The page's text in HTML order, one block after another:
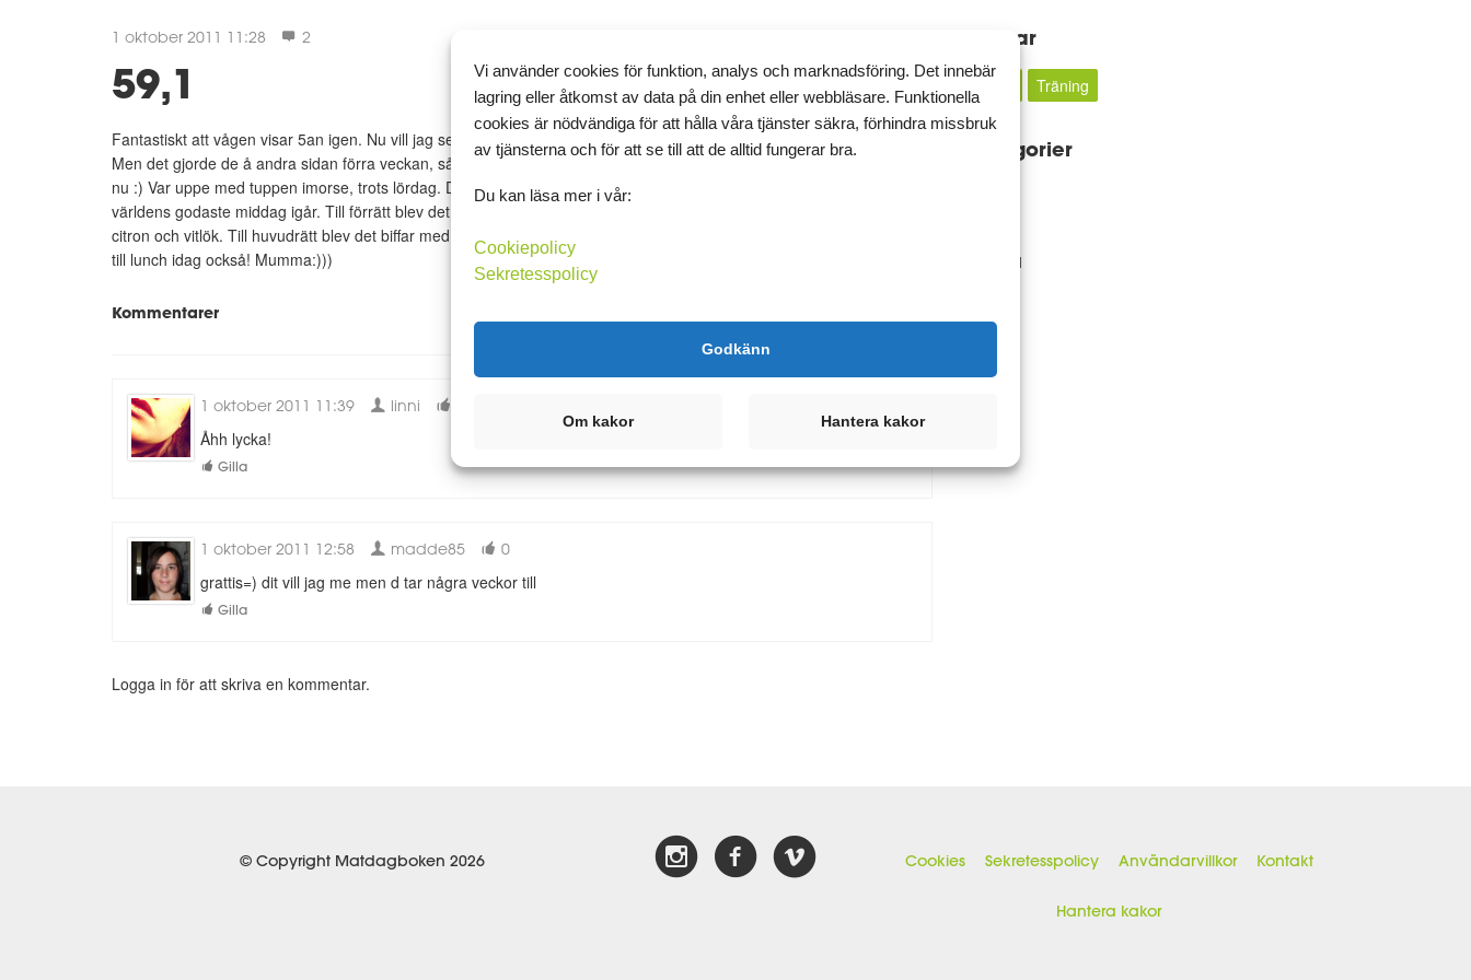
1 oktober 2011 11:28 2
59,1
Fantastiskt att vågen visar 5an igen. Nu vill jag se 8an snart också!!! Dock visade inte måtten några stora förändringar.
Men det gjorde de å andra sidan förra veckan, så jag antar att det går upp och ner som med vågen? Så taggad just
nu :) Var uppe med tuppen imorse, trots lördag. Drog på gymmet och sprang [FET]12km[/FET]. Riktigt härligt!! Åt
världens godaste middag igår. Till förrätt blev det parmaskinkrullar med en fyllning av bl.a créme fraiche, paprika,
citron och vitlök. Till huvudrätt blev det biffar med sås och en god sallad :) Härligt att det finns kvar så kan man äta det
till lunch idag också! Mumma:)))
Kommentarer
1 oktober 2011 11:39 linni
Åhh lycka!
Gilla
1 oktober 2011 12:58 madde85 0
grattis=) dit vill jag me men d tar några veckor till
Gilla
Logga in för att skriva en kommentar.
Taggar
Träning
Kategorier
2011
© Copyright Matdagboken 2026 Cookies Sekretesspolicy Användarvillkor Kontakt
Hantera kakor
Vi använder cookies för funktion, analys och marknadsföring. Det innebär
lagring eller åtkomst av data på din enhet eller webbläsare. Funktionella
cookies är nödvändiga för att hålla våra tjänster säkra, förhindra missbruk
av tjänsterna och för att se till att de alltid fungerar bra.
Du kan läsa mer i vår:
Cookiepolicy
Sekretesspolicy
Godkänn
Om kakor Hantera kakor